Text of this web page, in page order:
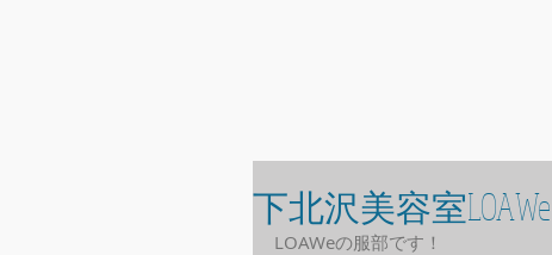
下北沢美容室
LOAWeの服部です！